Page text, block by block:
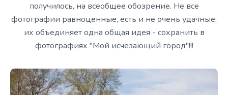
получилось, на всеобщее обозрение. Не все
фотографии равноценные, есть и не очень удачные,
их объединяет одна общая идея - сохранить в
фотографиях "Мой исчезающий город"!!!